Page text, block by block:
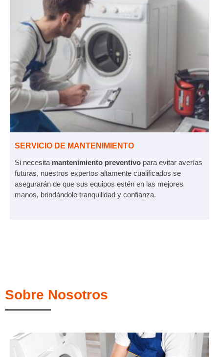
SERVICIO DE MANTENIMIENTO
Si necesita mantenimiento preventivo para evitar averías
futuras, nuestros expertos altamente cualificados se
asegurarán de que sus equipos estén en las mejores
manos, brindándole tranquilidad y confianza.
Sobre Nosotros